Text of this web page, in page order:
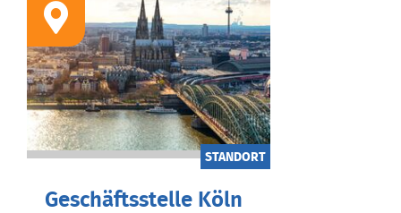
STANDORT
Geschäftsstelle Köln